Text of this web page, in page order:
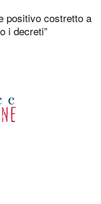
positivo costretto a
i decreti”